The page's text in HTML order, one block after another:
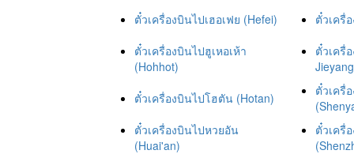
ตั๋วเครื่องบินไปเฮอเฟย (Hefei)
ตั๋วเครื่
ตั๋วเครื่องบินไปฮูเหอเห้า
(Hohhot)
ตั๋วเครื่
ตั๋วเครื่องบินไปโฮตัน (Hotan)
ตั๋วเครื่
ตั๋วเครื่องบินไปหวยอัน
(Huai'an)
ตั๋วเครื่